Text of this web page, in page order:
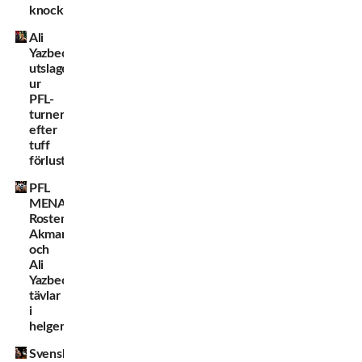
knockout
Ali
Yazbeck
utslagen
ur
PFL-
turneringen
efter
tuff
förlust
PFL
MENA:
Rostem
Akman
och
Ali
Yazbeck
tävlar
i
helgen!
Svenske